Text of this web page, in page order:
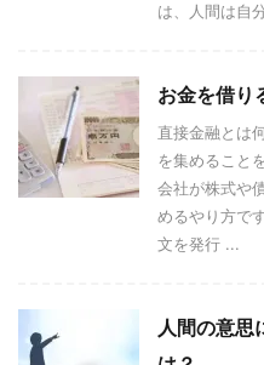
は、人間は自
お金を借り
直接金融とは
を集めること
会社が株式や
めるやり方で
文を発行 ...
人間の意思